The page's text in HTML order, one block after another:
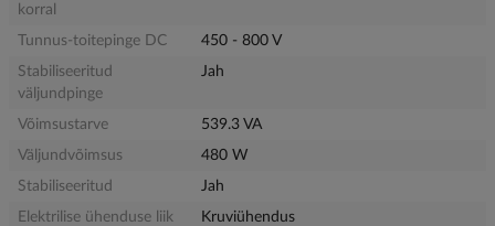
korral
Tunnus-toitepinge DC
450 - 800 V
Stabiliseeritud
väljundpinge
Jah
Võimsustarve
539.3 VA
Väljundvõimsus
480 W
Stabiliseeritud
Jah
Elektrilise ühenduse liik
Kruviühendus